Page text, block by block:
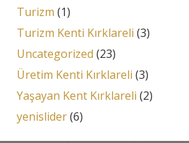
Turizm (1)
Turizm Kenti Kırklareli (3)
Uncategorized (23)
Üretim Kenti Kırklareli (3)
Yaşayan Kent Kırklareli (2)
yenislider(6)